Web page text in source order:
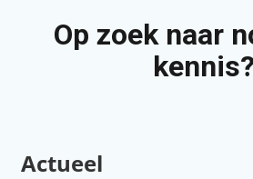
Op zoek naar
kennis?
Actueel